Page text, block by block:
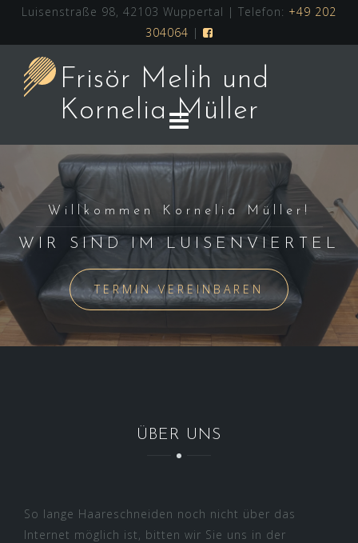
SkipLuisenstraße 98, 42103 Wuppertal | Telefon: +49 202
304064 |
Frisör Melih und
Kornelia Müller
Willkommen Kornelia Müller!
WIR SIND IM LUISENVIERTEL
TERMIN VEREINBAREN
ÜBER UNS
So lange Haareschneiden noch nicht über das
Internet möglich ist, bitten wir Sie uns in der